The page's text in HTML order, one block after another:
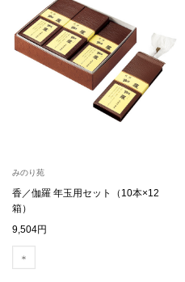
サンダル
その他
財布／小物
みのり苑
香／伽羅 年玉用セット（10本×12
箱）
9,504円